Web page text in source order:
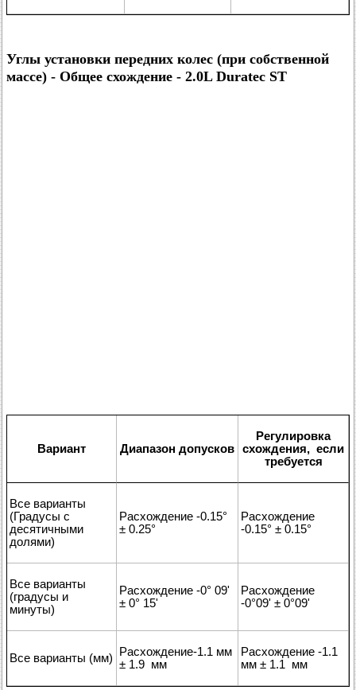
Углы установки передних колес (при собственной
массе) - Общее схождение - 2.0L Duratec ST
Вариант Диапазон допусков
Регулировка
схождения, если
требуется
Все варианты
(Градусы с
десятичными
долями)
Расхождение -0.15°
± 0.25°
Расхождение
-0.15° ± 0.15°
Все варианты
(градусы и
минуты)
Расхождение -0° 09'
± 0° 15'
Расхождение
-0°09' ± 0°09'
Все варианты (мм) Расхождение-1.1 мм
± 1.9 мм
Расхождение -1.1
мм ± 1.1 мм